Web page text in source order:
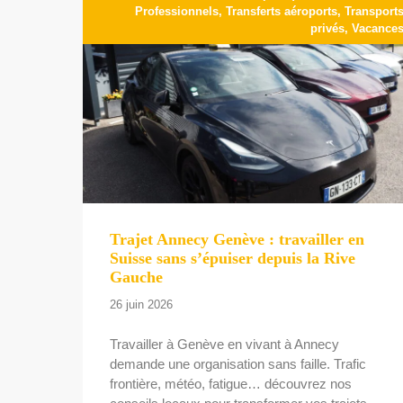
Professionnels,Transferts aéroports,
privés,
Trajet Annecy Genève : travailler en
Suisse sans s’épuiser depuis la Rive
Gauche
26 juin 2026
Travailler à Genève en vivant à Annecy
demande une organisation sans faille. Trafic
frontière, météo, fatigue… découvrez nos